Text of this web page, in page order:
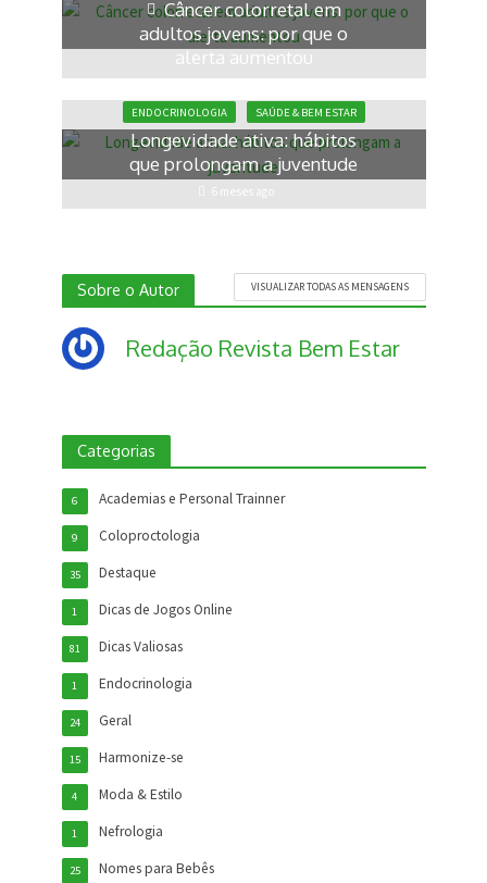
Câncer colorretal em
adultos jovens: por que o
alerta aumentou
ENDOCRINOLOGIA
SAÚDE & BEM ESTAR
Longevidade ativa: hábitos
que prolongam a juventude
6 meses ago
Sobre o Autor VISUALIZAR TODAS AS MENSAGENS
Redação Revista Bem Estar
Categorias
Academias e Personal Trainner
6
Coloproctologia
9
Destaque
35
Dicas de Jogos Online
1
Dicas Valiosas
81
Endocrinologia
1
Geral
24
Harmonize-se
15
Moda & Estilo
4
Nefrologia
1
Nomes para Bebês
25